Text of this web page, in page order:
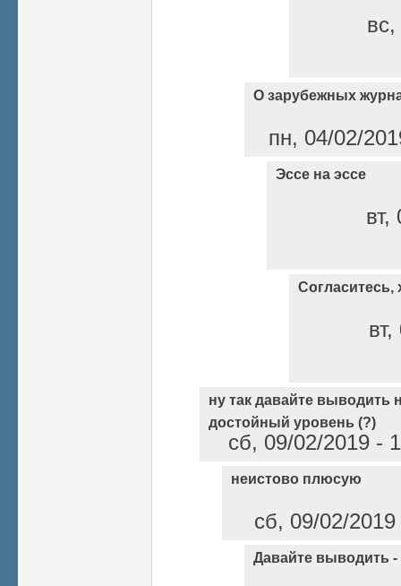
О зарубежных
пн, 04/02/
Эссе на эссе
ну так давайте выводить
достойный уровень (?)
сб, 09/02/2019 -
неистово плюсую
сб, 09/02/
Давайте выводить -